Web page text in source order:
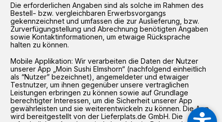
Die erforderlichen Angaben sind als solche im Rahmen des
Bestell- bzw. vergleichbaren Erwerbsvorgangs
gekennzeichnet und umfassen die zur Auslieferung, bzw.
Zurverfügungstellung und Abrechnung benötigten Angaben
sowie Kontaktinformationen, um etwaige Rücksprache
halten zu können.
Mobile Applikation: Wir verarbeiten die Daten der Nutzer
unserer App „Moin Sushi Elmshorn“ (nachfolgend einheitlich
als “Nutzer” bezeichnet), angemeldeter und etwaiger
Testnutzer, um ihnen gegenüber unsere vertraglichen
Leistungen erbringen zu können sowie auf Grundlage
berechtigter Interessen, um die Sicherheit unserer App
gewährleisten und sie weiterentwickeln zu können. Die App
wird bereitgestellt von der Lieferplats.de GmbH. Die